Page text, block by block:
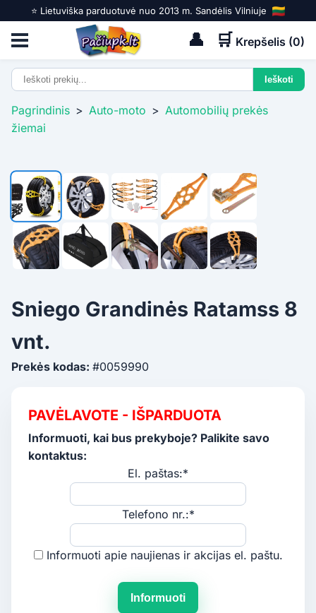
⭐️ Lietuviška parduotuvė nuo 2013 m. Sandėlis Vilniuje
👤 🛒 Krepšelis (0)
Pagrindinis > Auto-moto > Automobilių prekės
žiemai
Sniego Grandinės Ratamss 8
vnt.
Prekės kodas: #0059990
PAVĖLAVOTE - IŠPARDUOTA
Informuoti, kai bus prekyboje? Palikite savo
kontaktus:
El. paštas:*
Telefono nr.:*
Informuoti apie naujienas ir akcijas el. paštu.
Informuoti